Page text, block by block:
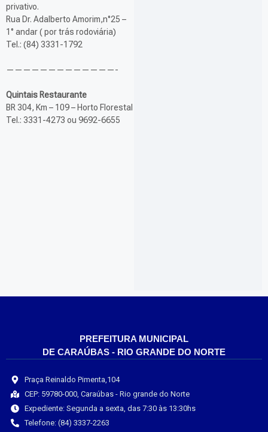
privativo.
Rua Dr. Adalberto Amorim,n°25 –
1° andar ( por trás rodoviária)
Tel.: (84) 3331-1792
—————————————-
Quintais Restaurante
BR 304, Km – 109 – Horto Florestal
Tel.: 3331-4273 ou 9692-6655
PREFEITURA MUNICIPAL
DE CARAÚBAS - RIO GRANDE DO NORTE
Praça Reinaldo Pimenta,104
CEP: 59780-000, Caraúbas - Rio grande do Norte
Expediente: Segunda a sexta, das 7:30 às 13:30hs
Telefone: (84) 3337-2263